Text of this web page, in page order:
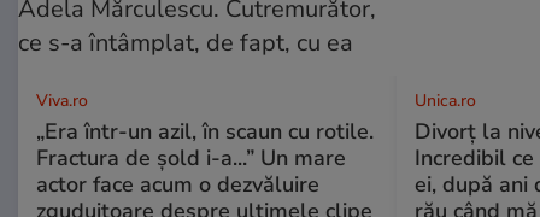
Viva.ro
„Era într-un azil, în scaun cu rotile.
Fractura de șold i-a...” Un mare
actor face acum o dezvăluire
zguduitoare despre ultimele clipe
Unica.ro
Divorț la
Incredibil
ei, după ani
rău când